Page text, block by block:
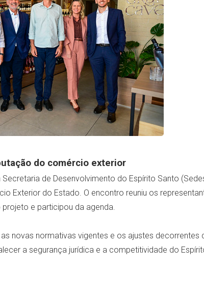
do comércio exterior
Secretaria de Desenvolvimento do Espírito Santo
Exterior do Estado. O encontro reuniu os
projeto e participou da agenda.
novas normativas vigentes e os ajustes
a segurança jurídica e a competitividade do